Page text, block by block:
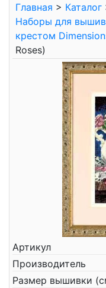
Главная > Каталог
Наборы для
крестом
Roses)
Артикул
Производитель
Размер вышивки